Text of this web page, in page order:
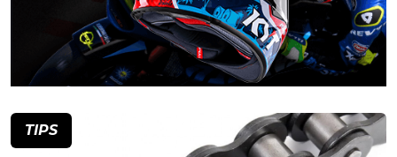
TIPS